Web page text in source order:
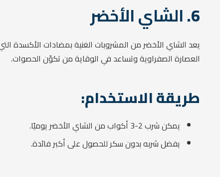
6. الشاي الأخضر
يعد الشاي الأخضر من المشروبات الغنية بمضادات الأكسدة
العصارة الصفراوية وتساعد في الوقاية من تكوّن الحصوات.
طريقة الاستخدام:
يمكن شرب 2-3 أكواب من الشاي الأخضر يوميًا.
يفضل شربه بدون سكر للحصول على أكبر فائدة.